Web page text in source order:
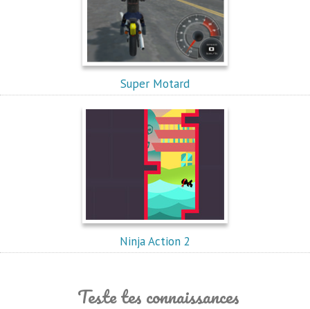
Super Motard
Ninja Action 2
Teste tes connaissances